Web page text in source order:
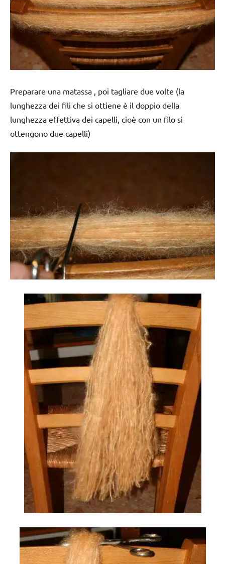
Preparare una matassa , poi tagliare due volte (la
lunghezza dei fili che si ottiene è il doppio della
lunghezza effettiva dei capelli, cioè con un filo si
ottengono due capelli)